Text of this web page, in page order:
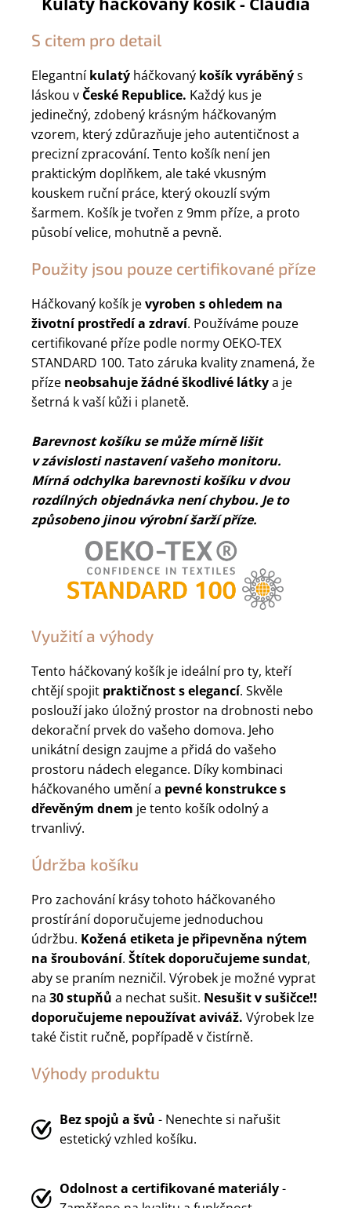
S citem pro detail
Elegantníkulatý háčkovaný košíkvyráběnýs
láskou v České Republice. Každý kus je
jedinečný, zdobený krásným háčkovaným
vzorem, který zdůrazňuje jeho autentičnost a
precizní zpracování. Tento košík není jen
praktickým doplňkem, ale také vkusným
kouskem ruční práce, který okouzlí svým
šarmem. Košík je tvořen z 9mm příze, a proto
působí velice, mohutně a pevně.
Použity jsou pouze certifikované příze
Háčkovaný košík jevyroben s ohledem na
životní prostředí a zdraví. Používáme pouze
certifikované příze podle normy OEKO-TEX
STANDARD 100. Tato záruka kvality znamená, že
příze neobsahuje žádné škodlivé látkya je
šetrná k vaší kůži i planetě.
Barevnost košíku se může mírně lišit
v závislosti nastavení vašeho monitoru.
Mírná odchylka barevnosti košíku v dvou
rozdílných objednávka není chybou. Je to
způsobeno jinou výrobní šarží příze.
Využití a výhody
Tento háčkovaný košík je ideální pro ty, kteří
chtějí spojit praktičnost s elegancí. Skvěle
poslouží jako úložný prostor na drobnosti nebo
dekorační prvek do vašeho domova. Jeho
unikátní design zaujme a přidá do vašeho
prostoru nádech elegance. Díky kombinaci
háčkovaného umění a pevné konstrukce s
dřevěným dnem je tento košík odolný a
trvanlivý.
Údržba košíku
Pro zachování krásy tohoto háčkovaného
prostírání doporučujeme jednoduchou
údržbu. Kožená etiketa je připevněna nýtem
na šroubování. Štítek doporučujeme sundat,
aby se praním nezničil. Výrobek je možné vyprat
na 30 stupňů a nechat sušit. Nesušit v sušičce!!
doporučujeme nepoužívat aviváž. Výrobek lze
také čistit ručně, popřípadě v čistírně.
Výhody produktu
Bez spojů a švů - Nenechte si nařušit
estetický vzhled košíku.
Odolnost a certifikované materiály-